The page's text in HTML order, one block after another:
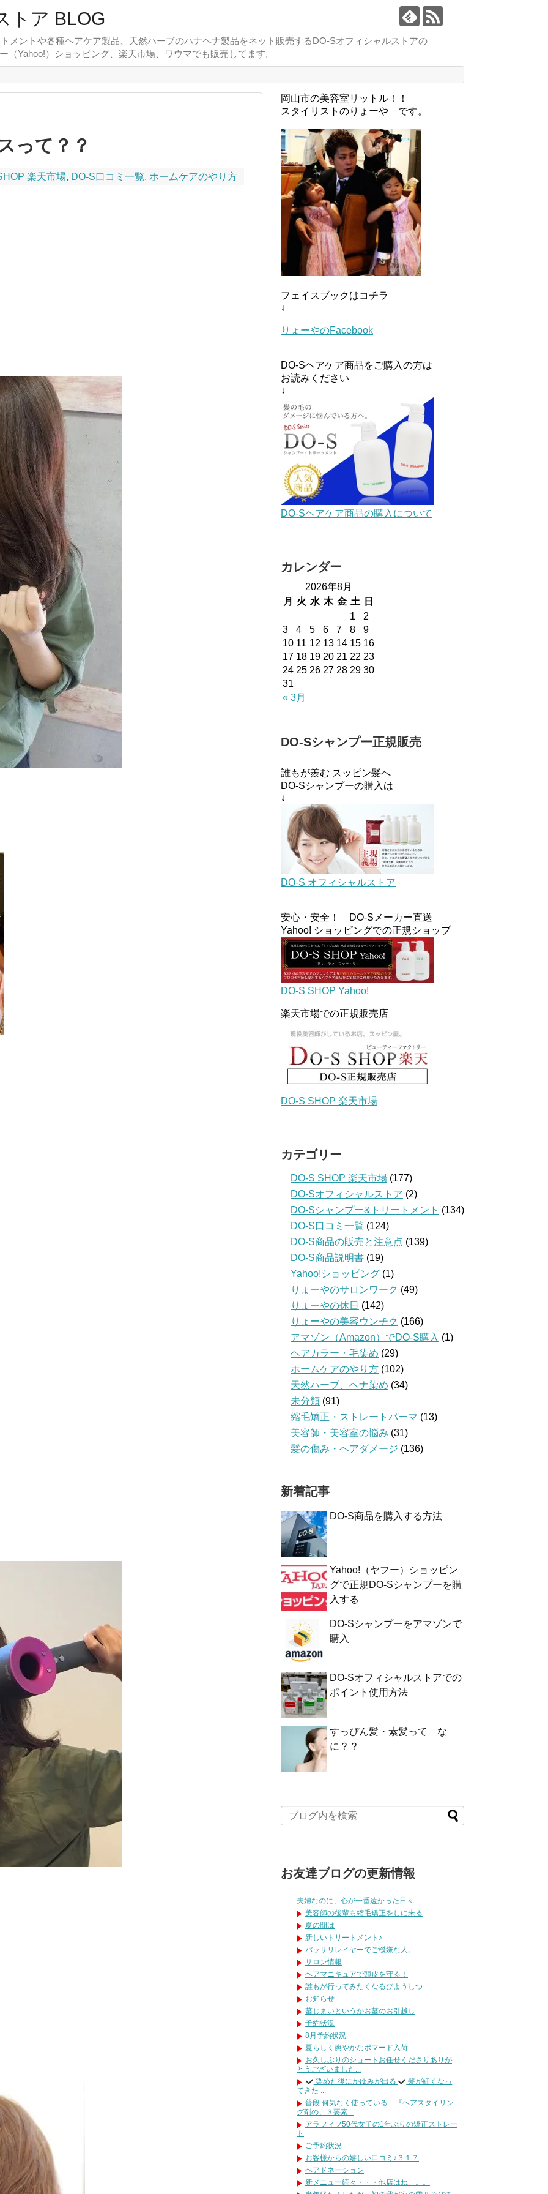
トア BLOG
メントや各種ヘアケア製品、天然ハーブのハナヘナ製品をネット販売するDO-Sオフィシャルストアの
Yahoo!）ショッピング、楽天市場、ワウマでも販売してます。
って？？
楽天市場, DO-S口コミ一覧, ホームケアのやり方
岡山市の美容室リットル！！
スタイリストのりょーや です。
フェイスブックはコチラ
↓
りょーやのFacebook
DO-Sヘアケア商品をご購入の方は
お読みください
↓
DO-Sヘアケア商品の購入について
カレンダー
2026年8月
月
火 水 木 金 土 日
« 3月
1
2
3
4 5 6 7 8
9
10 11 12 13 14 15 16
17 18 19 20 21 22 23
24 25 26 27 28 29 30
31
DO-Sシャンプー正規販売
誰もが羨む スッピン髪へ
DO-Sシャンプーの購入は
↓
DO-S オフィシャルストア
安心・安全！ DO-Sメーカー直送
Yahoo! ショッピングでの正規ショップ
DO-S SHOP Yahoo!
楽天市場での正規販売店
DO-S SHOP 楽天市場
カテゴリー
DO-S SHOP 楽天市場 (177)
DO-Sオフィシャルストア (2)
DO-Sシャンプー&トリートメント (134)
DO-S口コミ一覧 (124)
DO-S商品の販売と注意点 (139)
DO-S商品説明書 (19)
Yahoo!ショッピング (1)
りょーやのサロンワーク (49)
りょーやの休日 (142)
りょーやの美容ウンチク (166)
アマゾン（Amazon）でDO-S購入 (1)
ヘアカラー・毛染め (29)
ホームケアのやり方 (102)
天然ハーブ、ヘナ染め (34)
未分類 (91)
縮毛矯正・ストレートパーマ (13)
美容師・美容室の悩み (31)
髪の傷み・ヘアダメージ (136)
新着記事
DO-S商品を購入する方法
Yahoo!（ヤフー）ショッピン
グで正規DO-Sシャンプーを購
入する
DO-Sシャンプーをアマゾンで
購入
DO-Sオフィシャルストアでの
ポイント使用方法
すっぴん髪・素髪って な
に？？
お友達ブログの更新情報
夫婦なのに、心が一番遠かった日々
美容師の後輩も縮毛矯正をしに来る
夏の間は
新しいトリートメント♪
バッサリレイヤーでご機嫌な人。
サロン情報
ヘアマニキュアで頭皮を守る！
誰もが行ってみたくなるびようしつ
お知らせ
墓じまいというかお墓のお引越し
予約状況
8月予約状況
夏らしく爽やかなポマード入荷
お久しぶりのショートお任せくださりありが
とうございました...
染めた後にかゆみが出る
髪が細くなっ
てきた ...
普段 何気なく使っている 『ヘアスタイリン
グ剤の、３要素...
アラフィフ50代女子の1年ぶりの矯正ストレー
ト
ご予約状況
お客様からの嬉しい口コミ♪３１７
ヘアドネーション
新メニュー続々・・・他店はね。。。